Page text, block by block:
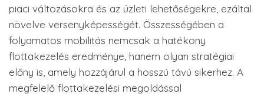
piaci változásokra és az üzleti lehetőségekre, ezáltal
növelve versenyképességét. Összességében a
folyamatos mobilitás nemcsak a hatékony
flottakezelés eredménye, hanem olyan stratégiai
előny is, amely hozzájárul a hosszú távú sikerhez. A
megfelelő flottakezelési megoldással